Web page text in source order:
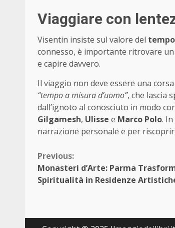
Viaggiare con
Visentin insiste sul valore del
connesso, è importante ritrovare
e capire davvero.
Il viaggio non deve essere una
“tempo a misura d’uomo”, che lascia
dall’ignoto al conosciuto in modo
Gilgamesh, Ulisse e Marco Polo.
narrazione personale e per
Continue
Reading
Previous:
Monasteri d’Arte: Parma
Spiritualità in Residenze